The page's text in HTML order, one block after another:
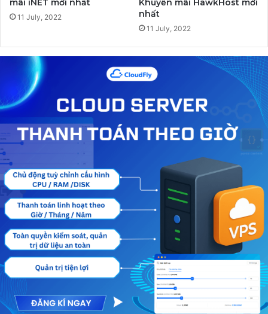
mãi iNET mới nhất
11 July, 2022
Khuyến mãi HawkHost mới
nhất
11 July, 2022